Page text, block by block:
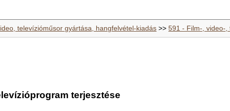
televízióműsor gyártása, hangfelvétel-kiadás >>591 - Film-, video-
terjesztése